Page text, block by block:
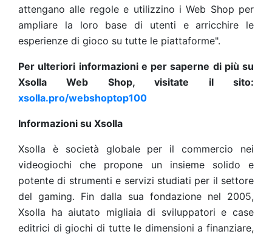
attengano alle regole e utilizzino i Web Shop per
ampliare la loro base di utenti e arricchire le
esperienze di gioco su tutte le piattaforme".
Per ulteriori informazioni e per saperne di più su
Xsolla Web Shop, visitate il sito:
xsolla.pro/webshoptop100
Informazioni su Xsolla
Xsolla è società globale per il commercio nei
videogiochi che propone un insieme solido e
potente di strumenti e servizi studiati per il settore
del gaming. Fin dalla sua fondazione nel 2005,
Xsolla ha aiutato migliaia di sviluppatori e case
editrici di giochi di tutte le dimensioni a finanziare,